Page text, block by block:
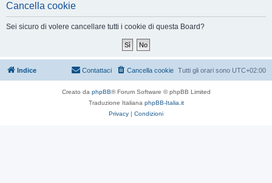
Cancella cookie
Sei sicuro di volere cancellare tutti i cookie di questa Board?
Indice Tutti gli orari sono UTC+02:00
Cancella cookie
Contattaci
Creato da phpBB® Forum Software © phpBB Limited
Traduzione Italiana phpBB-Italia.it
Privacy | Condizioni